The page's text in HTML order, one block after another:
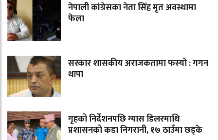
नेपाली कांग्रेसका नेता सिंह मृत अवस्थामा
फेला
सरकार शासकीय अराजकतामा फस्यो : गगन
थापा
गृहको निर्देशनपछि ग्यास डिलरमाथि
प्रशासनको कडा निगरानी, १७ ठाउँमा छड्के